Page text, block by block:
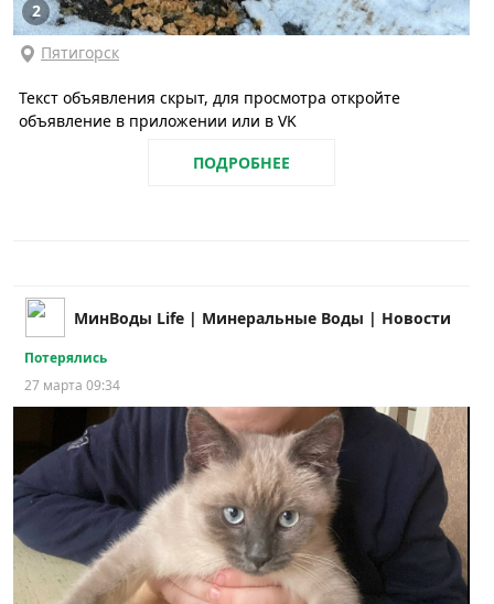
2
Пятигорск
Текст объявления скрыт, для просмотра откройте
объявление в приложении или в VK
ПОДРОБНЕЕ
МинВоды Life | Минеральные Воды | Новости
Потерялись
27 марта 09:34